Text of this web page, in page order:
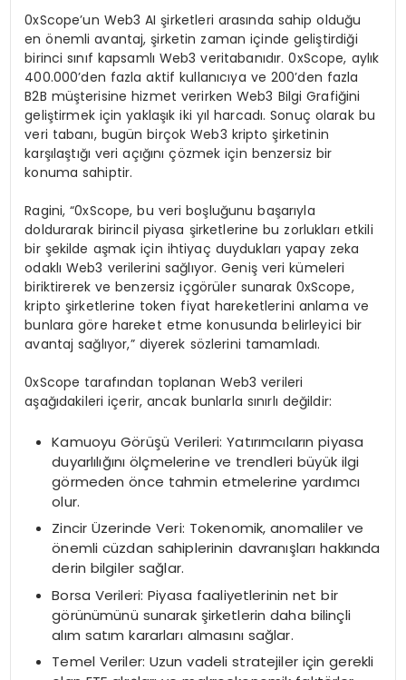
0xScope’un Web3 AI şirketleri arasında sahip olduğu
en önemli avantaj, şirketin zaman içinde geliştirdiği
birinci sınıf kapsamlı Web3 veritabanıdır. 0xScope, aylık
400.000’den fazla aktif kullanıcıya ve 200’den fazla
B2B müşterisine hizmet verirken Web3 Bilgi Grafiğini
geliştirmek için yaklaşık iki yıl harcadı. Sonuç olarak bu
veri tabanı, bugün birçok Web3 kripto şirketinin
karşılaştığı veri açığını çözmek için benzersiz bir
konuma sahiptir.
Ragini, “0xScope, bu veri boşluğunu başarıyla
doldurarak birincil piyasa şirketlerine bu zorlukları etkili
bir şekilde aşmak için ihtiyaç duydukları yapay zeka
odaklı Web3 verilerini sağlıyor. Geniş veri kümeleri
biriktirerek ve benzersiz içgörüler sunarak 0xScope,
kripto şirketlerine token fiyat hareketlerini anlama ve
bunlara göre hareket etme konusunda belirleyici bir
avantaj sağlıyor,” diyerek sözlerini tamamladı.
0xScope tarafından toplanan Web3 verileri
aşağıdakileri içerir, ancak bunlarla sınırlı değildir:
Kamuoyu Görüşü Verileri: Yatırımcıların piyasa
duyarlılığını ölçmelerine ve trendleri büyük ilgi
görmeden önce tahmin etmelerine yardımcı
olur.
Zincir Üzerinde Veri: Tokenomik, anomaliler ve
önemli cüzdan sahiplerinin davranışları hakkında
derin bilgiler sağlar.
Borsa Verileri: Piyasa faaliyetlerinin net bir
görünümünü sunarak şirketlerin daha bilinçli
alım satım kararları almasını sağlar.
Temel Veriler: Uzun vadeli stratejiler için gerekli